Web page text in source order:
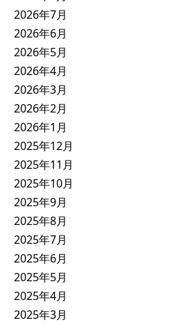
2026年7月
2026年6月
2026年5月
2026年4月
2026年3月
2026年2月
2026年1月
2025年12月
2025年11月
2025年10月
2025年9月
2025年8月
2025年7月
2025年6月
2025年5月
2025年4月
2025年3月